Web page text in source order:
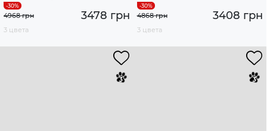
3478 грн
4968 грн
3 цвета
3408 грн
4868 грн
3 цвета